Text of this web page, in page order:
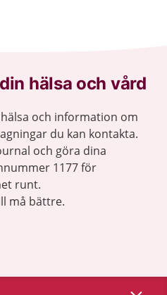
hälsa och vård
och information om
du kan kontakta.
och göra dina
1177 för
runt.
må bättre.
Visa